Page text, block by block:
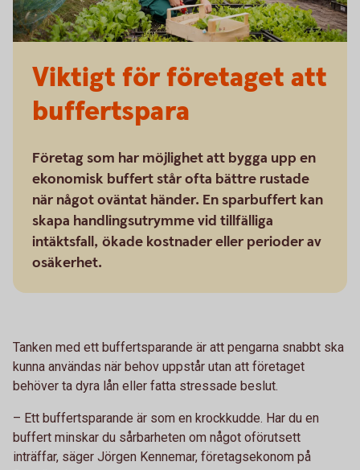
Viktigt för företaget att
buffertspara
Företag som har möjlighet att bygga upp en
ekonomisk buffert står ofta bättre rustade
när något oväntat händer. En sparbuffert kan
skapa handlingsutrymme vid tillfälliga
intäktsfall, ökade kostnader eller perioder av
osäkerhet.
Tanken med ett buffertsparande är att pengarna snabbt ska
kunna användas när behov uppstår utan att företaget
behöver ta dyra lån eller fatta stressade beslut.
– Ett buffertsparande är som en krockkudde. Har du en
buffert minskar du sårbarheten om något oförutsett
inträffar, säger Jörgen Kennemar, företagsekonom på